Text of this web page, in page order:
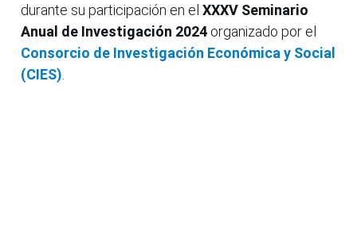
durante su participación en el XXXV Seminario
Anual de Investigación 2024 organizado por el
Consorcio de Investigación Económica y Social
(CIES)